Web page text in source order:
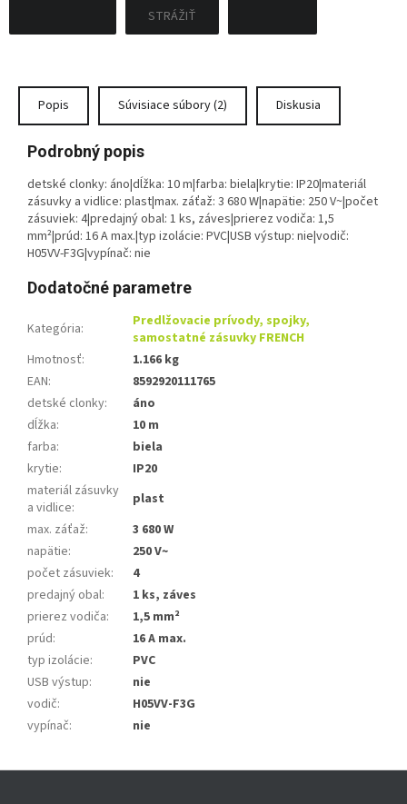
STRÁŽIŤ
Popis Súvisiace súbory (2) Diskusia
Podrobný popis
detské clonky: áno|dĺžka: 10 m|farba: biela|krytie: IP20|materiál
zásuvky a vidlice: plast|max. záťaž: 3 680 W|napätie: 250 V~|počet
zásuviek: 4|predajný obal: 1 ks, záves|prierez vodiča: 1,5
mm²|prúd: 16 A max.|typ izolácie: PVC|USB výstup: nie|vodič:
H05VV-F3G|vypínač: nie
Dodatočné parametre
Kategória:
Predlžovacie prívody, spojky,
samostatné zásuvky FRENCH
Hmotnosť:
1.166 kg
EAN:
8592920111765
detské clonky:
áno
dĺžka:
10 m
farba:
biela
krytie:
IP20
materiál zásuvky
a vidlice:
plast
max. záťaž:
3 680 W
napätie:
250 V~
počet zásuviek:
4
predajný obal:
1 ks, záves
prierez vodiča:
1,5 mm²
prúd:
16 A max.
typ izolácie:
PVC
USB výstup:
nie
vodič:
H05VV-F3G
vypínač: nie